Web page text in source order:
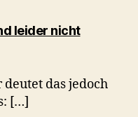
leider nicht
das jedoch
[…]